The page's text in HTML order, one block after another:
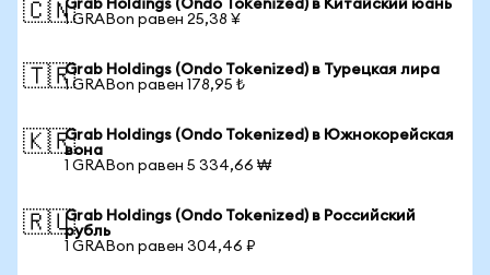
🇨🇳Grab Holdings (Ondo Tokenized) в Китайский юань
1 GRABon равен 25,38 ¥
🇹🇷Grab Holdings (Ondo Tokenized) в Турецкая лира
1 GRABon равен 178,95 ₺
🇰🇷Grab Holdings (Ondo Tokenized) в Южнокорейская
вона
1 GRABon равен 5 334,66 ₩
🇷🇺Grab Holdings (Ondo Tokenized) в Российский
рубль
1 GRABon равен 304,46 ₽